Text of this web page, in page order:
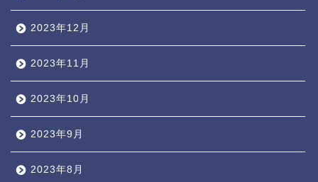
2023年12月
2023年11月
2023年10月
2023年9月
2023年8月